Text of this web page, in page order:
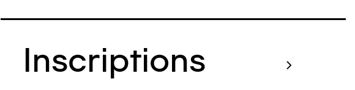
Inscriptions